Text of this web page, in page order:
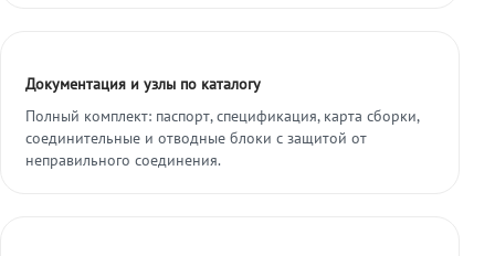
Документация и узлы по каталогу
Полный комплект: паспорт, спецификация, карта сборки,
соединительные и отводные блоки с защитой от
неправильного соединения.